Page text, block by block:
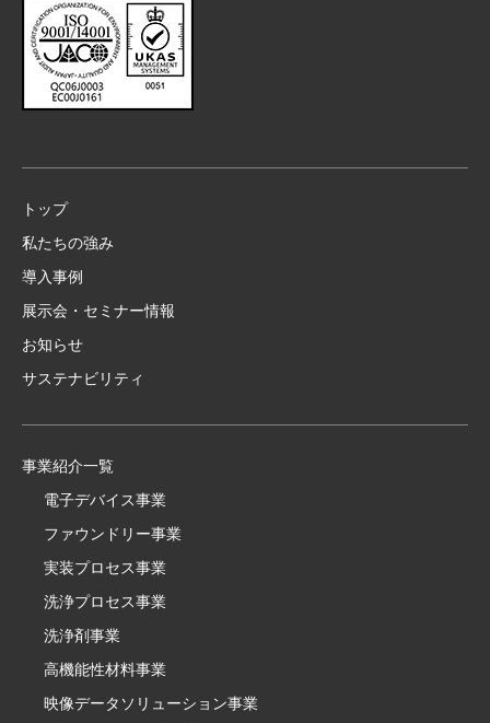
トップ
私たちの強み
導入事例
展示会・セミナー情報
お知らせ
サステナビリティ
事業紹介一覧
電子デバイス事業
ファウンドリー事業
実装プロセス事業
洗浄プロセス事業
洗浄剤事業
高機能性材料事業
映像データソリューション事業